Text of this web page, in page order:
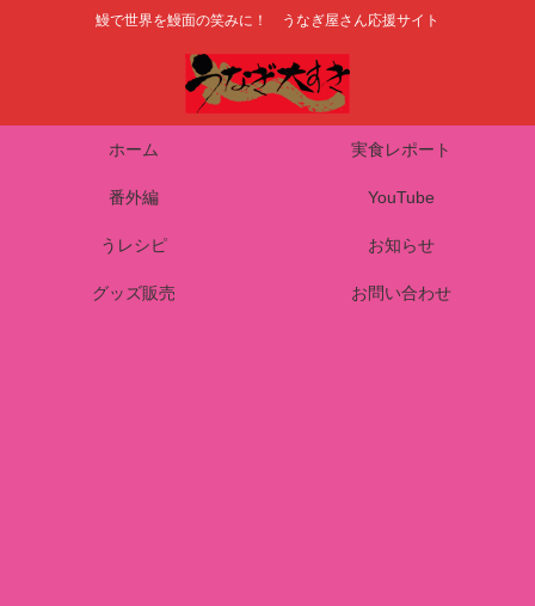
鰻で世界を鰻面の笑みに！ うなぎ屋さん応援サイト
ホーム 実食レポート
番外編 YouTube
うレシピ お知らせ
グッズ販売 お問い合わせ